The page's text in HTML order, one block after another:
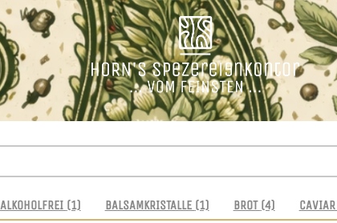
ALKOHOLFREI (1) BALSAMKRISTALLE (1) BROT (4) CAVIAR